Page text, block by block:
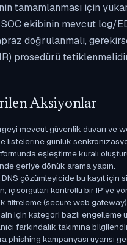
tamamlanması için
ekibinin mevcut log/
doğrulanmalı,
prosedürü
Aksiyonlar
mevcut güvenlik duvarı ve
listelerine günlük
eşleştirme kuralı
geriye dönük arama yapın.
çözümleyicide bu kayıt için
iç sorguları kontrollü bir IP'ye
filtreleme (secure web
için kategori bazlı engelleme
farkındalık takımına
phishing kampanyası uyarısı